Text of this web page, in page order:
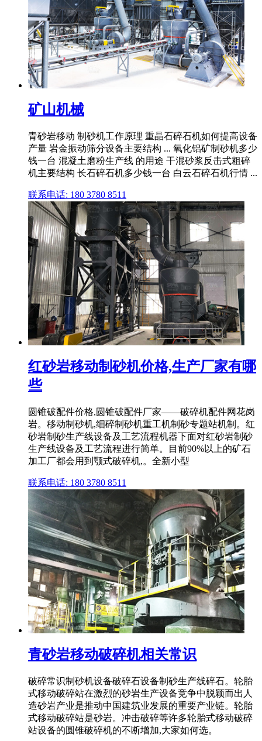
矿山机械
青砂岩移动 制砂机工作原理 重晶石碎石机如何提高设备
产量 岩金振动筛分设备主要结构 ... 氧化铝矿制砂机多少
钱一台 混凝土磨粉生产线 的用途 干混砂浆反击式粗碎
机主要结构 长石碎石机多少钱一台 白云石碎石机行情 ...
联系电话: 180 3780 8511
红砂岩移动制砂机价格,生产厂家有哪
些
圆锥破配件价格,圆锥破配件厂家——破碎机配件网花岗
岩。移动制砂机,细碎制砂机重工机制砂专题站机制。红
砂岩制砂生产线设备及工艺流程机器下面对红砂岩制砂
生产线设备及工艺流程进行简单。目前90%以上的矿石
加工厂都会用到颚式破碎机,。全新小型
联系电话: 180 3780 8511
青砂岩移动破碎机相关常识
破碎常识制砂机设备破碎石设备制砂生产线碎石。轮胎
式移动破碎站在激烈的砂岩生产设备竞争中脱颖而出人
造砂岩产业是推动中国建筑业发展的重要产业链。轮胎
式移动破碎站是砂岩。冲击破碎等许多轮胎式移动破碎
站设备的圆锥破碎机的不断增加,大家如何选。